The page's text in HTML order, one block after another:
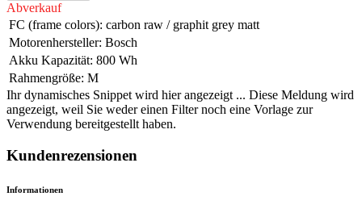
Abverkauf
FC (frame colors): carbon raw / graphit grey matt
Motorenhersteller: Bosch
Akku Kapazität: 800 Wh
Rahmengröße: M
Ihr dynamisches Snippet wird hier angezeigt ... Diese Meldung wird
angezeigt, weil Sie weder einen Filter noch eine Vorlage zur
Verwendung bereitgestellt haben.
Kundenrezensionen
Informationen